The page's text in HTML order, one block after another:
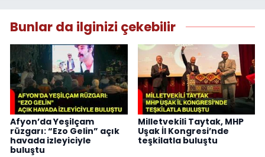
Bunlar da ilginizi çekebilir
Afyon’da Yeşilçam
rüzgarı: “Ezo Gelin” açık
havada izleyiciyle
buluştu
Milletvekili Taytak, MHP
Uşak İl Kongresi’nde
teşkilatla buluştu